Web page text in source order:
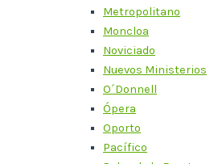
Metropolitano
Moncloa
Noviciado
Nuevos Ministerios
O´Donnell
Ópera
Oporto
Pacífico